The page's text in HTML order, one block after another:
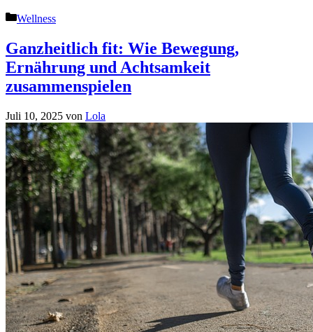
Kategorien
Wellness
Ganzheitlich fit: Wie Bewegung,
Ernährung und Achtsamkeit
zusammenspielen
Juli 10, 2025 von Lola